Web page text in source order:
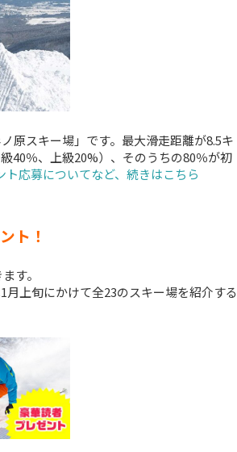
原スキー場」です。最大滑走距離が8.5キ
40％、上級20%）、そのうちの80％が初
ト応募についてなど、続きはこちら
ト！
す。
上旬にかけて全23のスキー場を紹介する